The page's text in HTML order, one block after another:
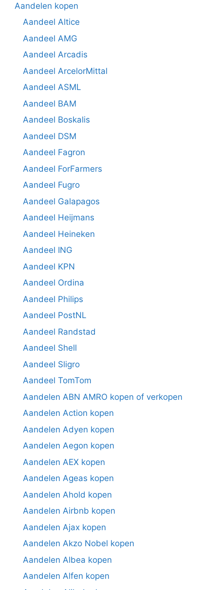
Aandelen kopen
Aandeel Altice
Aandeel AMG
Aandeel Arcadis
Aandeel ArcelorMittal
Aandeel ASML
Aandeel BAM
Aandeel Boskalis
Aandeel DSM
Aandeel Fagron
Aandeel ForFarmers
Aandeel Fugro
Aandeel Galapagos
Aandeel Heijmans
Aandeel Heineken
Aandeel ING
Aandeel KPN
Aandeel Ordina
Aandeel Philips
Aandeel PostNL
Aandeel Randstad
Aandeel Shell
Aandeel Sligro
Aandeel TomTom
Aandelen ABN AMRO kopen of verkopen
Aandelen Action kopen
Aandelen Adyen kopen
Aandelen Aegon kopen
Aandelen AEX kopen
Aandelen Ageas kopen
Aandelen Ahold kopen
Aandelen Airbnb kopen
Aandelen Ajax kopen
Aandelen Akzo Nobel kopen
Aandelen Albea kopen
Aandelen Alfen kopen